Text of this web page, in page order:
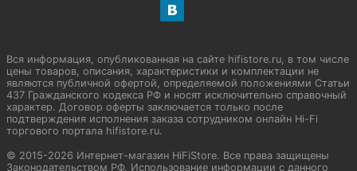
Вся информация, опубликованная на сайте hifistore.ru, в том числе
цены товаров, описания, характеристики и комплектации не
являются публичной офертой, определяемой положениями Статьи
437 Гражданского кодекса РФ и носят исключительно справочный
характер. Договор оферты заключается только после
подтверждения исполнения заказа сотрудником онлайн Hi-Fi
торгового портала hifistore.ru.
© 2015-2026 Интернет-магазин HiFiStore. Все права защищены
Законодательством РФ. Использование информации с данного